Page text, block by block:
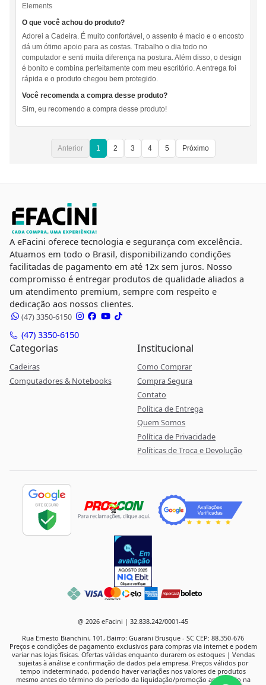
Elements
O que você achou do produto?
Adorei a Cadeira. É muito confortável, o assento é macio e o encosto
dá um ótimo apoio para as costas. Trabalho o dia todo no
computador e senti muita diferença na postura. Além disso, o design
é bonito e combina perfeitamente com meu escritório. A entrega foi
rápida e o produto chegou bem protegido.
Você recomenda a compra desse produto?
Sim, eu recomendo a compra desse produto!
Anterior 1 2 3 4 5 Próximo
A eFacini oferece tecnologia e segurança com excelência.
Atuamos em todo o Brasil, disponibilizando condições
facilitadas de pagamento em até 12x sem juros. Nosso
compromisso é entregar produtos de qualidade aliados a
um atendimento premium, sempre com respeito e
dedicação aos nossos clientes.
(47) 3350-6150
(47) 3350-6150
Categorias
Cadeiras
Computadores & Notebooks
Institucional
Como Comprar
Compra Segura
Contato
Política de Entrega
Quem Somos
Política de Privacidade
Políticas de Troca e Devolução
boleto
@ 2026 eFacini | 32.838.242/0001-45
Rua Ernesto Bianchini, 101, Bairro: Guarani Brusque - SC CEP: 88.350-676
Preços e condições de pagamento exclusivos para compras via internet e podem
variar nas lojas físicas. Ofertas válidas enquanto durarem os estoques | Vendas
sujeitas à análise e confirmação de dados pela empresa. Preços válidos por
tempo indeterminado, podendo haver variações nos valores de produtos
mesmo antes do término do período da liquidação/promoção anunciado na